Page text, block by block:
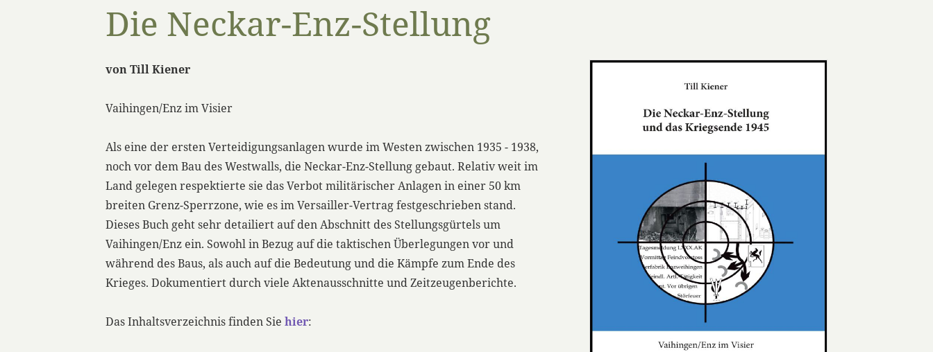
Die Neckar-Enz-Stellung
von Till Kiener
Vaihingen/Enz im Visier
Als eine der ersten Verteidigungsanlagen wurde im Westen zwischen 1935 - 1938,
noch vor dem Bau des Westwalls, die Neckar-Enz-Stellung gebaut. Relativ weit im
Land gelegen respektierte sie das Verbot militärischer Anlagen in einer 50 km
breiten Grenz-Sperrzone, wie es im Versailler-Vertrag festgeschrieben stand.
Dieses Buch geht sehr detailiert auf den Abschnitt des Stellungsgürtels um
Vaihingen/Enz ein. Sowohl in Bezug auf die taktischen Überlegungen vor und
während des Baus, als auch auf die Bedeutung und die Kämpfe zum Ende des
Krieges. Dokumentiert durch viele Aktenausschnitte und Zeitzeugenberichte.
Das Inhaltsverzeichnis finden Sie hier: